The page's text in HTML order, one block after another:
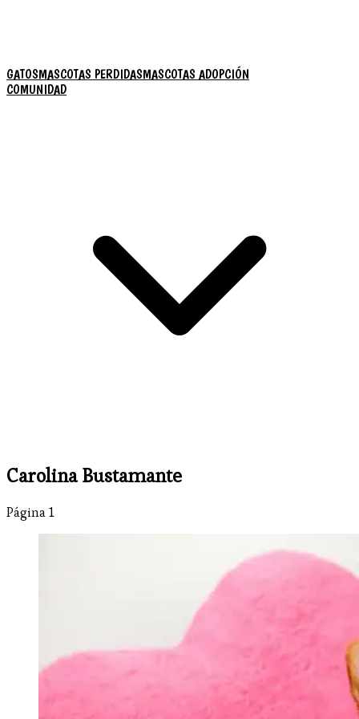
GATOSMASCOTAS PERDIDASMASCOTAS ADOPCIÓN
COMUNIDAD
Carolina Bustamante
Página 1